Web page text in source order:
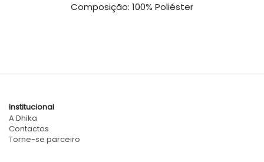
Composição: 100% Poliéster
Institucional
A Dhika
Contactos
Torne-se parceiro